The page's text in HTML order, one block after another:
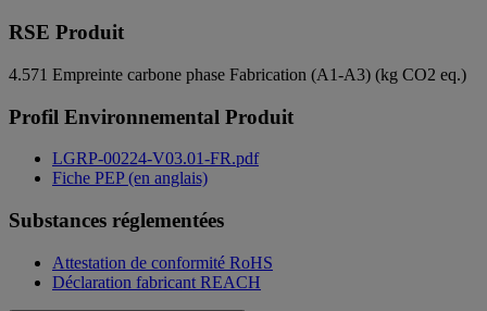
RSE Produit
4.571 Empreinte carbone phase Fabrication (A1-A3) (kg CO2 eq.)
Profil Environnemental Produit
LGRP-00224-V03.01-FR.pdf
Fiche PEP (en anglais)
Substances réglementées
Attestation de conformité RoHS
Déclaration fabricant REACH